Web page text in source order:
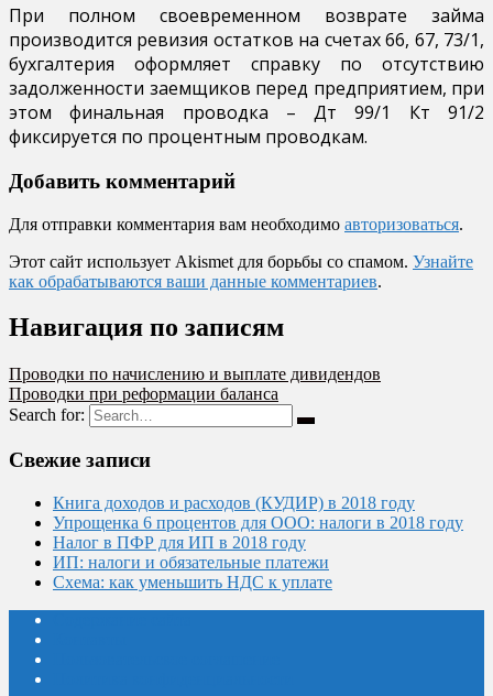
При полном своевременном возврате займа
производится ревизия остатков на счетах 66, 67, 73/1,
бухгалтерия оформляет справку по отсутствию
задолженности заемщиков перед предприятием, при
этом финальная проводка – Дт 99/1 Кт 91/2
фиксируется по процентным проводкам.
Добавить комментарий
Для отправки комментария вам необходимо авторизоваться.
Этот сайт использует Akismet для борьбы со спамом. Узнайте
как обрабатываются ваши данные комментариев.
Навигация по записям
Проводки по начислению и выплате дивидендов
Проводки при реформации баланса
Search for:
Свежие записи
Книга доходов и расходов (КУДИР) в 2018 году
Упрощенка 6 процентов для ООО: налоги в 2018 году
Налог в ПФР для ИП в 2018 году
ИП: налоги и обязательные платежи
Схема: как уменьшить НДС к уплате